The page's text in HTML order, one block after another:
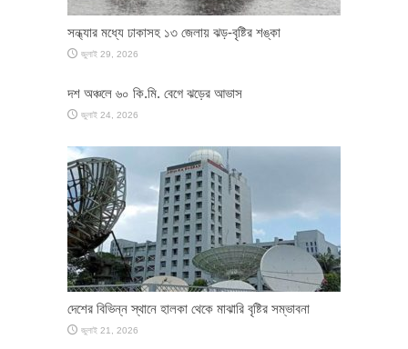
সন্ধ্যার মধ্যে ঢাকাসহ ১৩ জেলায় ঝড়-বৃষ্টির শঙ্কা
জুলাই 29, 2026
দশ অঞ্চলে ৬০ কি.মি. বেগে ঝড়ের আভাস
জুলাই 24, 2026
দেশের বিভিন্ন স্থানে হালকা থেকে মাঝারি বৃষ্টির সম্ভাবনা
জুলাই 21, 2026